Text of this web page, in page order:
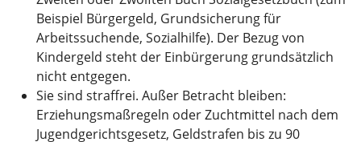
Beispiel Bürgergeld, Grundsicherung für
Arbeitssuchende, Sozialhilfe). Der Bezug von
Kindergeld steht der Einbürgerung grundsätzlich
nicht entgegen.
Sie sind straffrei. Außer Betracht bleiben:
Erziehungsmaßregeln oder Zuchtmittel nach dem
Jugendgerichtsgesetz, Geldstrafen bis zu 90